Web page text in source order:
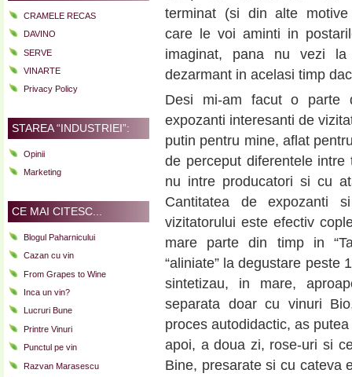
CRAMELE RECAS
DAVINO
SERVE
VINARTE
Privacy Policy
STAREA “INDUSTRIEI”:
Opinii
Marketing
CE MAI CITESC...
Blogul Paharnicului
Cazan cu vin
From Grapes to Wine
Inca un vin?
Lucruri Bune
Printre Vinuri
Punctul pe vin
Razvan Marasescu
terminat (si din alte
care le voi aminti in
imaginat, pana nu vezi
dezarmant in acelasi timp
Desi mi-am facut o parte
expozanti interesanti de
putin pentru mine, aflat
de perceput diferentele
nu intre producatori si cu
Cantitatea de expozanti
vizitatorului este efectiv
mare parte din timp in
“aliniate” la degustare peste
sintetizau, in mare,
separata doar cu vinuri
proces autodidactic, as
apoi, a doua zi, rose-uri si
Bine, presarate si cu cateva